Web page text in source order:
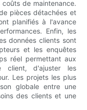
de maintenance.
pièces détachées et
planifiés à l'avance
Enfin, les
données clients sont
et les enquêtes
réel permettant aux
client, d'ajuster les
Les projets les plus
globale entre une
des clients et une